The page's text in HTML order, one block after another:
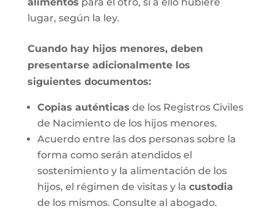
lugar, según la ley.
Cuando hay hijos menores, deben
presentarse adicionalmente los
siguientes documentos:
Copias auténticas de los Registros Civiles
de Nacimiento de los hijos menores.
Acuerdo entre las dos personas sobre la
forma como serán atendidos el
sostenimiento y la alimentación de los
hijos, el régimen de visitas y la custodia
de los mismos. Consulte al abogado.